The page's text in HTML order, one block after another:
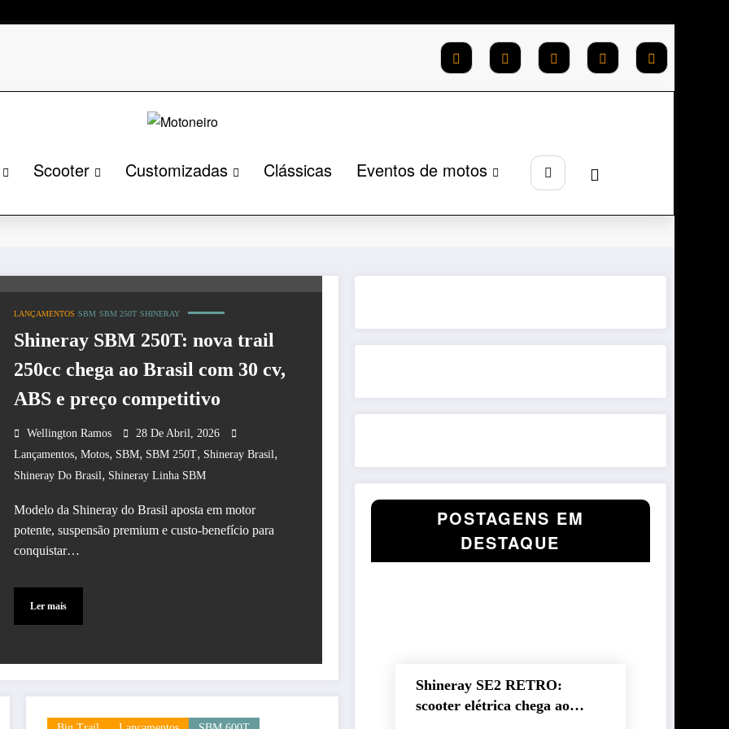
Scooter Customizadas Clássicas Eventos de motos
LANÇAMENTOS SBM SBM 250T SHINERAY
Shineray SBM 250T: nova trail
250cc chega ao Brasil com 30 cv,
ABS e preço competitivo
Wellington Ramos
28 De Abril, 2026
Lançamentos, Motos, SBM, SBM 250T, Shineray Brasil,
Shineray Do Brasil, Shineray Linha SBM
Modelo da Shineray do Brasil aposta em motor
potente, suspensão premium e custo-benefício para
conquistar…
Ler mais
POSTAGENS EM
DESTAQUE
Shineray SE2 RETRO:
scooter elétrica chega ao